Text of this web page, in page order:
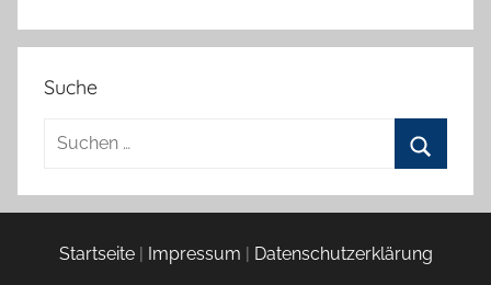
Suche
Suchen
Startseite| Impressum | Datenschutzerklärung